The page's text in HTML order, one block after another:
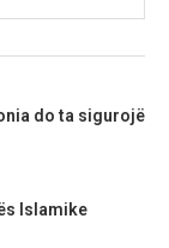
do ta sigurojë
Islamike